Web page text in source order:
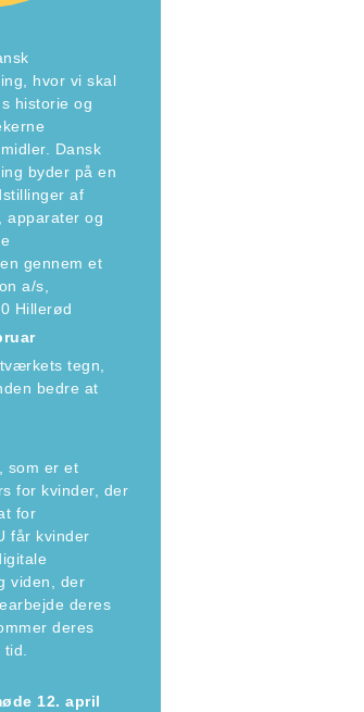
hvor vi skal
historie og
Dansk
byder på en
af
apparater og
gennem et
a/s,
Hillerød
tegn,
bedre at
som er et
for kvinder, der
for
får kvinder
viden, der
deres
deres
12. april